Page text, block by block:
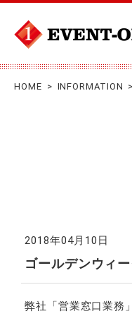
大阪関西でイベントの
制作運営をするなら「
HOME > INFORMATION >
2018年04月10日
ゴールデンウィ
弊社「営業窓口業務